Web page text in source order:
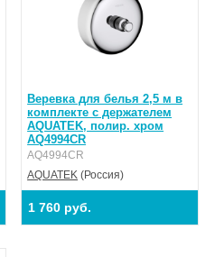
Веревка для белья 2,5 м в
комплекте с держателем
AQUATEK, полир. хром
AQ4994CR
AQ4994CR
AQUATEK (Россия)
1 760 руб.